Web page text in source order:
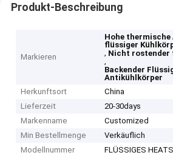
Produkt-Beschreibung
Markieren
Hohe
flüssiger
, Nicht rostender
,
Backender
Antikühlkörper
Herkunftsort
China
Lieferzeit
20-30days
Markenname
Customized
Min Bestellmenge
Verkäuflich
Modellnummer
FLÜSSIGES